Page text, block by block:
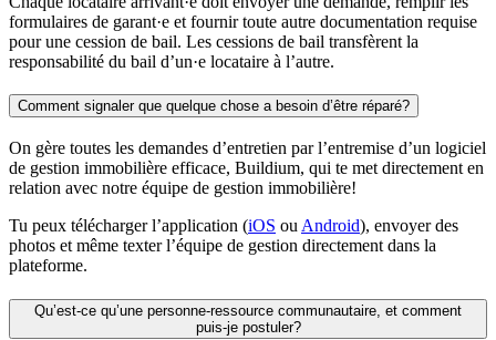
formulaires de garant·e et fournir toute autre documentation requise
pour une cession de bail. Les cessions de bail transfèrent la
responsabilité du bail d’un·e locataire à l’autre.
Comment signaler que quelque chose a besoin d’être réparé?
On gère toutes les demandes d’entretien par l’entremise d’un logiciel
de gestion immobilière efficace, Buildium, qui te met directement en
relation avec notre équipe de gestion immobilière!
Tu peux télécharger l’application (iOS ou Android), envoyer des
photos et même texter l’équipe de gestion directement dans la
plateforme.
Qu’est-ce qu’une personne-ressource communautaire, et comment
puis-je postuler?